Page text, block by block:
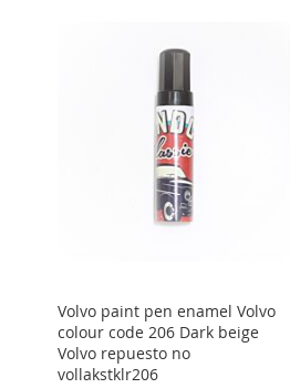
Volvo paint pen enamel Volvo
colour code 206 Dark beige
Volvo repuesto no
vollakstklr206